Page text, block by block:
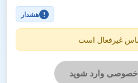
! هشدار
غیرفعال است
خصوصی وارد شوید